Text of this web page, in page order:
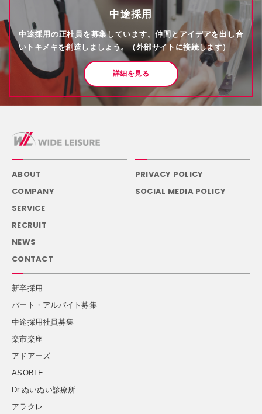
中途採用
中途採用の正社員を募集しています。仲間とアイデアを出し合
いトキメキを創造しましょう。（外部サイトに接続します）
詳細を見る
ABOUT
COMPANY
SERVICE
RECRUIT
NEWS
CONTACT
PRIVACY POLICY
SOCIAL MEDIA POLICY
新卒採用
パート・アルバイト募集
中途採用社員募集
楽市楽座
アドアーズ
ASOBLE
Dr.ぬいぬい診療所
アラクレ